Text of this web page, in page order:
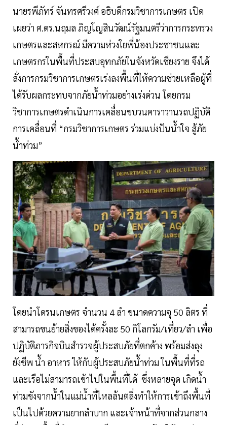
นายรพีภัทร์ จันทรศรีวงศ์ อธิบดีกรมวิชาการเกษตร เปิด
เผยว่า ศ.ดร.นฤมล ภิญโญสินวัฒน์รัฐมนตรีว่าการกระทรวง
เกษตรและสหกรณ์ มีความห่วงใยพี่น้องประชาชนและ
เกษตรกรในพื้นที่ประสบอุทกภัยในจังหวัดเชียงราย จึงได้
สั่งการกรมวิชาการเกษตรเร่งลงพื้นที่ให้ความช่วยเหลือผู้ที่
ได้รับผลกระทบจากภัยน้ำท่วมอย่างเร่งด่วน โดยกรม
วิชาการเกษตรดำเนินการเคลื่อนขบวนคาราวานรถปฏิบัติ
การเคลื่อนที่ “กรมวิชาการเกษตร ร่วมแบ่งปันน้ำใจ สู้ภัย
น้ำท่วม”
โดยนำโดรนเกษตร จำนวน 4 ลำ ขนาดความจุ 50 ลิตร ที่
สามารถขนย้ายสิ่งของได้ครั้งละ 50 กิโลกรัม/เที่ยว/ลำ เพื่อ
ปฏิบัติภารกิจบินสำรวจผู้ประสบภัยที่ตกค้าง พร้อมส่งถุง
ยังชีพ น้ำ อาหาร ให้กับผู้ประสบภัยน้ำท่วม ในพื้นที่ที่รถ
และเรือไม่สามารถเข้าไปในพื้นที่ได้ ซึ่งหลายจุด เกิดน้ำ
ท่วมขังจากน้ำในแม่น้ำที่ไหลล้นตลิ่งทำให้การเข้าถึงพื้นที่
เป็นไปด้วยความยากลำบาก และเจ้าหน้าที่จากส่วนกลาง